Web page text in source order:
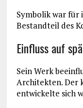
Symbolik war für
Bestandteil des
Einfluss auf
Sein Werk
Architekten. Der
entwickelte sich